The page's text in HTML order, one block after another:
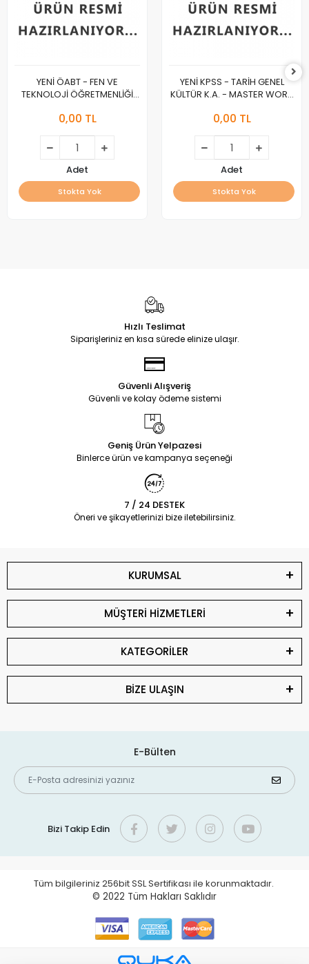
YENİ ÖABT - FEN VE
TEKNOLOJİ ÖĞRETMENLİĞİ
0,00 TL
Adet
Stokta Yok
YENİ KPSS - TARİH GENEL
KÜLTÜR K.A. - MASTER WORK
0,00 TL
Adet
Stokta Yok
Hızlı Teslimat
Siparişleriniz en kısa sürede elinize ulaşır.
Güvenli Alışveriş
Güvenli ve kolay ödeme sistemi
Geniş Ürün Yelpazesi
Binlerce ürün ve kampanya seçeneği
7 / 24 DESTEK
Öneri ve şikayetlerinizi bize iletebilirsiniz.
KURUMSAL
MÜŞTERİ HİZMETLERİ
KATEGORİLER
BİZE ULAŞIN
E-Bülten
Bizi Takip Edin
Tüm bilgileriniz 256bit SSL Sertifikası ile korunmaktadır.
© 2022 Tüm Hakları Saklıdır